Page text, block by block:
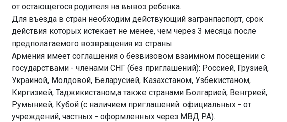
от остающегося родителя на вывоз ребенка.
Для въезда в стран необходим действующий загранпаспорт, срок
действия которых истекает не менее, чем через 3 месяца после
предполагаемого возвращения из страны.
Армения имеет соглашения о безвизовом взаимном посещении с
государствами - членами СНГ (без приглашений): Россией, Грузией,
Украиной, Молдовой, Беларусией, Казахстаном, Узбекистаном,
Киргизией, Таджикистаном,а также странами Болгарией, Венгрией,
Румынией, Кубой (с наличием приглашений: официальных - от
учреждений, частных - оформленных через МВД РА).